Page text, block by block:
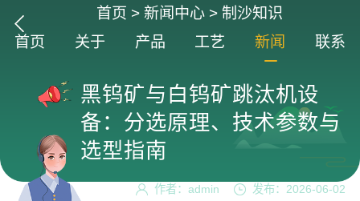
首页 > 新闻中心> 制沙知识
首页
关于 产品 工艺 新闻 联系
黑钨矿与白钨矿跳汰机设
备：分选原理、技术参数与
选型指南
作者：admin 发布：2026-06-02